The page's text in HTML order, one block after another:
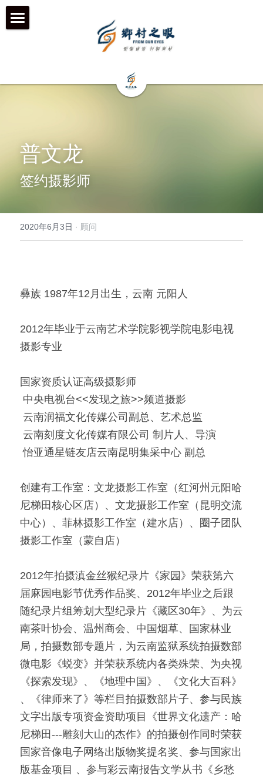
我们的历程
团队成员
机构声明
在地合作组织
乡村拍客-影行者
机构项目&项目宣传片
历年影像
媒体聚焦
机构服务品牌
「荧光计划」公益放映
「乡村影像讲习所」影像学院
红河普春村馆
「澜湄之眼」东南亚影像交流平台
「北门回望」现代遇见乡土对话系列
普文龙
签约摄影师
2020年6月3日 · 顾问
彝族 1987年12月出生，云南 元阳人
2012年毕业于云南艺术学院影视学院电影电视
摄影专业
国家资质认证高级摄影师
中央电视台<<发现之旅>>频道摄影
云南润福文化传媒公司副总、艺术总监
云南刻度文化传媒有限公司 制片人、导演
怡亚通星链友店云南昆明集采中心 副总
创建有工作室：文龙摄影工作室（红河州元阳哈
尼梯田核心区店）、文龙摄影工作室（昆明交流
中心）、菲林摄影工作室（建水店）、圈子团队
摄影工作室（蒙自店）
2012年拍摄滇金丝猴纪录片《家园》荣获第六
届麻园电影节优秀作品奖、2012年毕业之后跟
随纪录片组筹划大型纪录片《藏区30年》、为云
南茶叶协会、温州商会、中国烟草、国家林业
局，拍摄数部专题片，为云南监狱系统拍摄数部
微电影《蜕变》并荣获系统内各类殊荣、为央视
《探索发现》、《地理中国》、《文化大百科》
、《律师来了》等栏目拍摄数部片子、参与民族
文字出版专项资金资助项目《世界文化遗产：哈
尼梯田---雕刻大山的杰作》的拍摄创作同时荣获
国家音像电子网络出版物奖提名奖、参与国家出
版基金项目 、参与彩云南报告文学从书《乡愁